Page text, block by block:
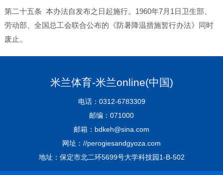
第二十五条 本办法自发布之日起施行。1960年7月1日卫生部、
劳动部、全国总工会联合公布的《防暑降温措施暂行办法》同时
废止。
米兰体育-米兰online(中国)
电话：0312-6783309
邮编：071000
邮箱：bdkeh@sina.com
网址：//perogiesandgyoza.com
地址：保定市北二环5699号大学科技园1-B-502